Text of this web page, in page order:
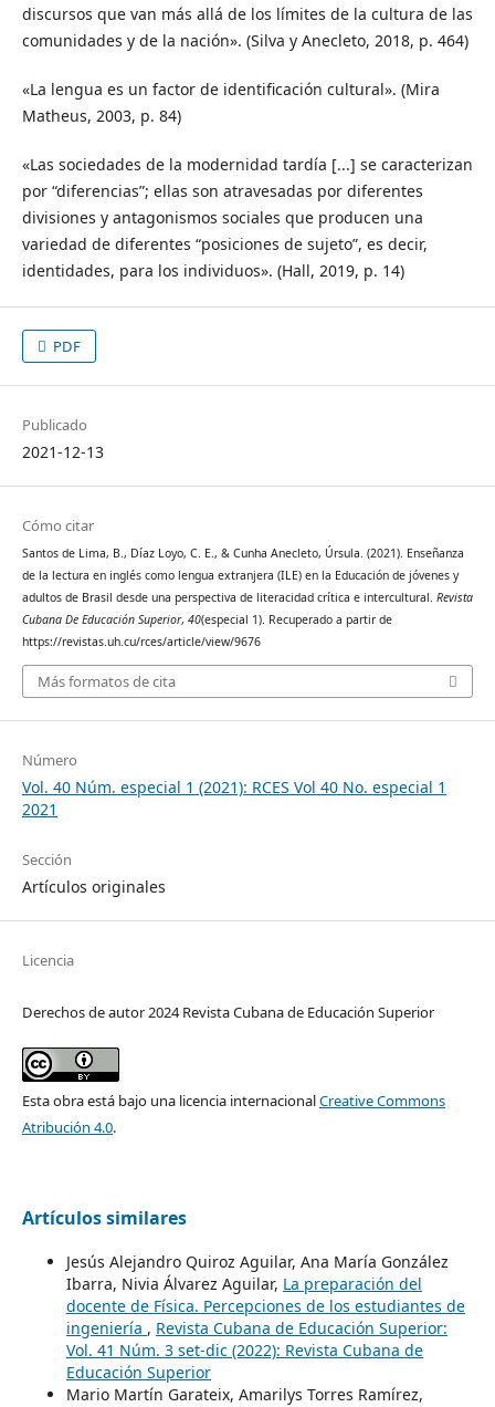
discursos que van más allá de los límites de la cultura de las
comunidades y de la nación». (Silva y Anecleto, 2018, p. 464)
«La lengua es un factor de identificación cultural». (Mira
Matheus, 2003, p. 84)
«Las sociedades de la modernidad tardía [...] se caracterizan
por “diferencias”; ellas son atravesadas por diferentes
divisiones y antagonismos sociales que producen una
variedad de diferentes “posiciones de sujeto”, es decir,
identidades, para los individuos». (Hall, 2019, p. 14)
PDF
Publicado
2021-12-13
Cómo citar
Santos de Lima, B., Díaz Loyo, C. E., & Cunha Anecleto, Úrsula. (2021). Enseñanza
de la lectura en inglés como lengua extranjera (ILE) en la Educación de jóvenes y
adultos de Brasil desde una perspectiva de literacidad crítica e intercultural. Revista
Cubana De Educación Superior, 40(especial 1). Recuperado a partir de
https://revistas.uh.cu/rces/article/view/9676
Más formatos de cita
Número
Vol. 40 Núm. especial 1 (2021): RCES Vol 40 No. especial 1
2021
Sección
Artículos originales
Licencia
Derechos de autor 2024 Revista Cubana de Educación Superior
Esta obra está bajo una licencia internacionalCreative Commons
Atribución 4.0.
Artículos similares
Jesús Alejandro Quiroz Aguilar, Ana María González
Ibarra, Nivia Álvarez Aguilar, La preparación del
docente de Física. Percepciones de los estudiantes de
ingeniería , Revista Cubana de Educación Superior:
Vol. 41 Núm. 3 set-dic (2022): Revista Cubana de
Educación Superior
Mario Martín Garateix, Amarilys Torres Ramírez,